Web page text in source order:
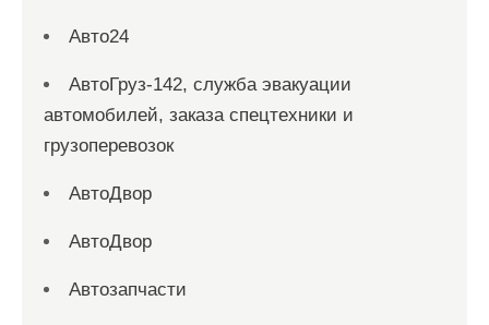
Авто24
АвтоГруз-142, служба эвакуации
автомобилей, заказа спецтехники и
грузоперевозок
АвтоДвор
АвтоДвор
Автозапчасти